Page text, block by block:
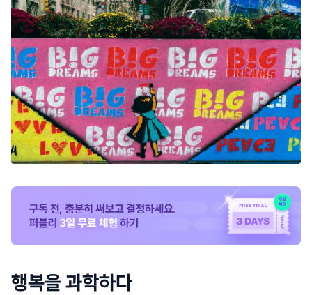
행복을 과학하다